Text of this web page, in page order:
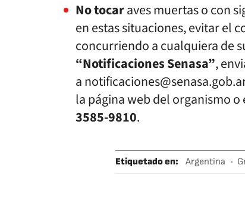
No tocaraves muertas o con
en estas situaciones, evitar el
concurriendo a cualquiera de
“Notificaciones Senasa”,
a
la página web del organismo
3585-9810.
Etiquetado en: Argentina